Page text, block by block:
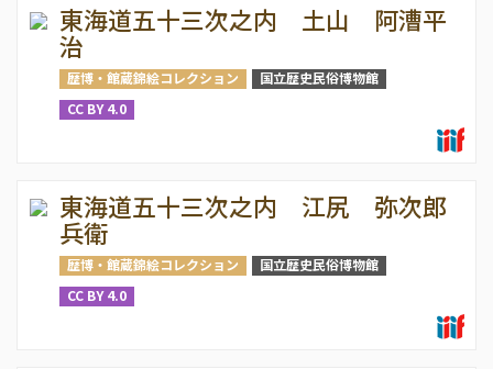
東海道五十三次之内 土山 阿漕平
治
歴博・館蔵錦絵コレクション
国立歴史民俗博物館
CC BY 4.0
東海道五十三次之内 江尻 弥次郎
兵衛
歴博・館蔵錦絵コレクション
国立歴史民俗博物館
CC BY 4.0